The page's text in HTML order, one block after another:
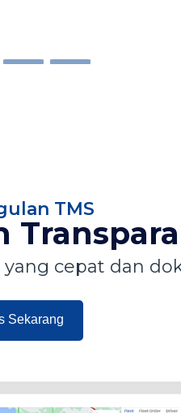
TMS
cepat dan
Sekarang